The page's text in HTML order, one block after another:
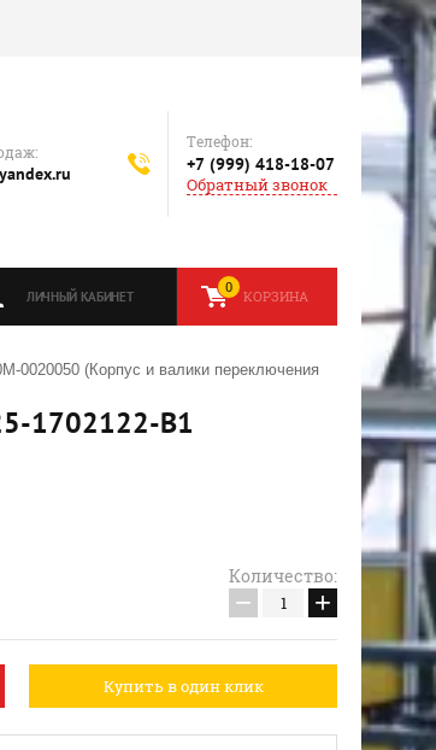
Телефон:
+7 (999) 418-18-07
Обратный звонок
КОРЗИНА
0
ЛИЧНЫЙ КАБИНЕТ
0020050 (Корпус и валики переключения
1702122-В1
Количество:
− +
Купить в один клик